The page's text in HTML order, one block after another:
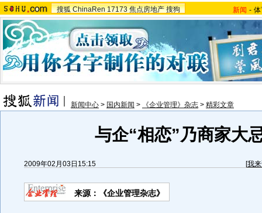
搜狐 ChinaRen 17173 焦点房地产 搜狗 新闻 -
新闻中心 > 国内新闻 > 《企业管理》杂志 > 精彩文章
与企“相恋”乃商家大
2009年02月03日15:15 [我
来源：《企业管理杂志》